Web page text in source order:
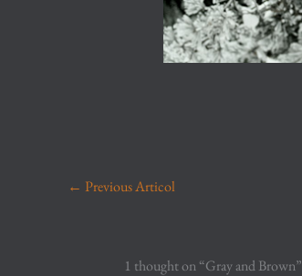
← Previous Articol
1 thought on “Gray and Brown”